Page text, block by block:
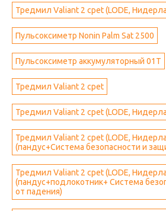
Тредмил Valiant 2 cpet (LODE,
Пульсоксиметр Nonin Palm Sat 2500
Пульсоксиметр аккумуляторный 01T
Тредмил Valiant 2 cpet
Тредмил Valiant 2 cpet (LODE,
Тредмил Valiant 2 cpet (LODE,
(пандус+Система безопасности и
Тредмил Valiant 2 cpet (LODE,
(пандус+подлокотник+ Система
от падения)